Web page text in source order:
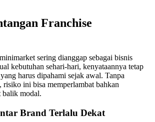
Franchise
sering dianggap sebagai bisnis
kebutuhan sehari-hari, kenyataannya tetap
harus dipahami sejak awal. Tanpa
risiko ini bisa memperlambat bahkan
balik modal.
Brand Terlalu Dekat